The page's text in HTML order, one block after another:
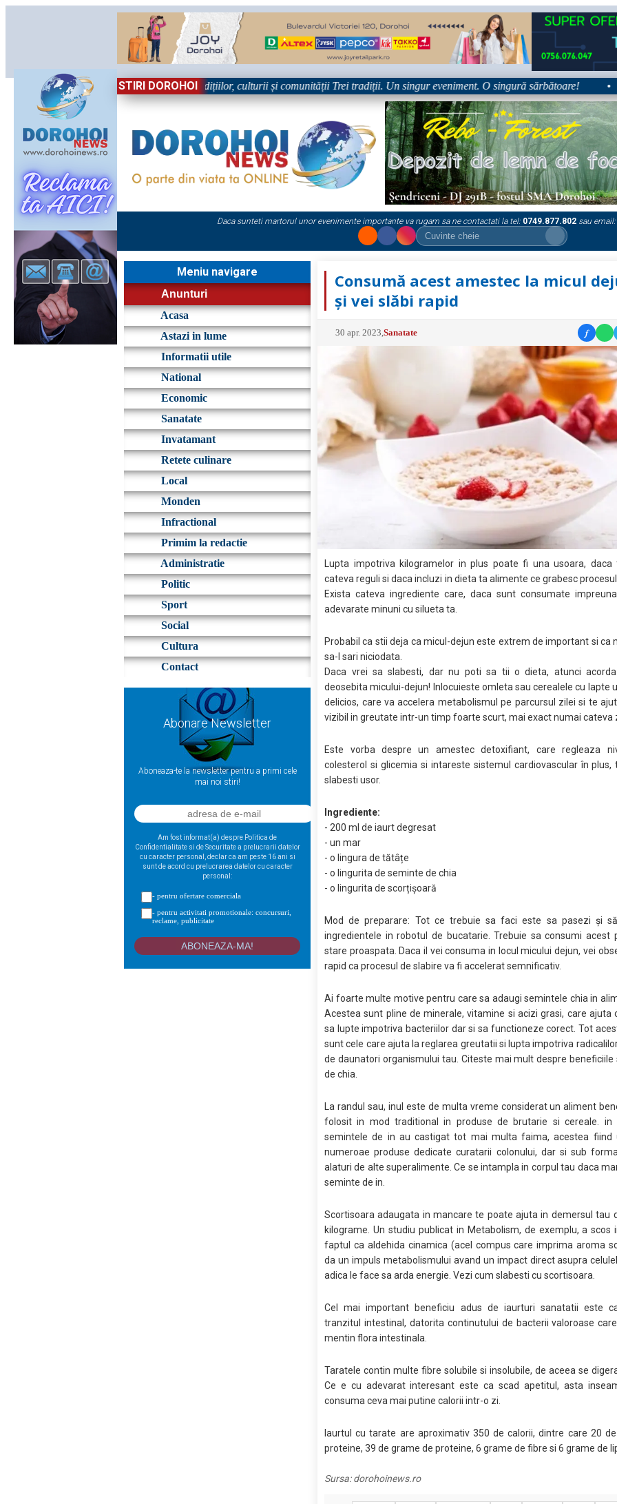
STIRI DOROHOI
în Sărbătoare!” – trei zile dedicate tradițiilor, culturii și comunității Trei tradiții. Un singur eveniment. O singură sărbătoare! •
Daca sunteti martorul unor evenimente importante va rugam sa ne contactati la tel: 0749.877.802 sau email:
Meniu navigare
Anunturi
Acasa
Astazi in lume
Informatii utile
National
Economic
Sanatate
Invatamant
Retete culinare
Local
Monden
Infractional
Primim la redactie
Administratie
Politic
Sport
Social
Cultura
Contact
Abonare Newsletter
Aboneaza-te la newsletter pentru a primi cele
mai noi stiri!
Am fost informat(a) despre Politica de
Confidentialitate si de Securitate a prelucrarii datelor
cu caracter personal, declar ca am peste 16 ani si
sunt de acord cu prelucrarea datelor cu caracter
personal:
- pentru ofertare comerciala
- pentru activitati promotionale: concursuri,
reclame, publicitate
Consumă acest amestec la micul
și vei slăbi rapid
30 apr. 2023 ,Sanatate f
Lupta impotriva kilogramelor in plus poate fi una usoara, daca
cateva reguli si daca incluzi in dieta ta alimente ce grabesc procesul
Exista cateva ingrediente care, daca sunt consumate
adevarate minuni cu silueta ta.
Probabil ca stii deja ca micul-dejun este extrem de important si ca
sa-l sari niciodata.
Daca vrei sa slabesti, dar nu poti sa tii o dieta, atunci
deosebita micului-dejun! Inlocuieste omleta sau cerealele cu lapte
delicios, care va accelera metabolismul pe parcursul zilei si te
vizibil in greutate intr-un timp foarte scurt, mai exact numai cateva
Este vorba despre un amestec detoxifiant, care regleaza
colesterol si glicemia si intareste sistemul cardiovascular în plus,
slabesti usor.
Ingrediente:
- 200 ml de iaurt degresat
- un mar
- o lingura de tătâțe
- o lingurita de seminte de chia
- o lingurita de scorțișoară
Mod de preparare: Tot ce trebuie sa faci este sa pasezi și
ingredientele in robotul de bucatarie. Trebuie sa consumi acest
stare proaspata. Daca il vei consuma in locul micului dejun, vei
rapid ca procesul de slabire va fi accelerat semnificativ.
Ai foarte multe motive pentru care sa adaugi semintele chia in
Acestea sunt pline de minerale, vitamine si acizi grasi, care ajuta
sa lupte impotriva bacteriilor dar si sa functioneze corect. Tot
sunt cele care ajuta la reglarea greutatii si lupta impotriva
de daunatori organismului tau. Citeste mai mult despre beneficiile
de chia.
La randul sau, inul este de multa vreme considerat un aliment
folosit in mod traditional in produse de brutarie si cereale. in
semintele de in au castigat tot mai multa faima, acestea fiind
numeroae produse dedicate curatarii colonului, dar si sub
alaturi de alte superalimente. Ce se intampla in corpul tau daca
seminte de in.
Scortisoara adaugata in mancare te poate ajuta in demersul tau
kilograme. Un studiu publicat in Metabolism, de exemplu, a scos
faptul ca aldehida cinamica (acel compus care imprima aroma
da un impuls metabolismului avand un impact direct asupra
adica le face sa arda energie. Vezi cum slabesti cu scortisoara.
Cel mai important beneficiu adus de iaurturi sanatatii este
tranzitul intestinal, datorita continutului de bacterii valoroase
mentin flora intestinala.
Taratele contin multe fibre solubile si insolubile, de aceea se
Ce e cu adevarat interesant este ca scad apetitul, asta
consuma ceva mai putine calorii intr-o zi.
Iaurtul cu tarate are aproximativ 350 de calorii, dintre care 20
proteine, 39 de grame de proteine, 6 grame de fibre si 6 grame de
Sursa:dorohoinews.ro